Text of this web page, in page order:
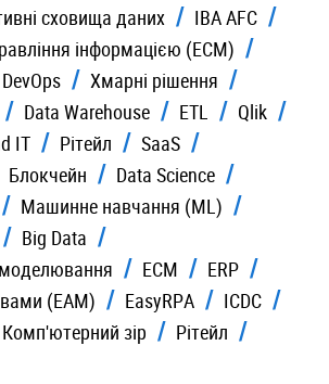
сховища даних
IBA AFC
інформацією (ECM)
DevOps
Хмарні рішення
Data Warehouse ETL
Qlik
IT Рітейл
SaaS
Блокчейн
Data Science
Машинне навчання (ML)
Big Data
ECM
ERP
(EAM)
EasyRPA
ICDC
Комп'ютерний зір Рiтейл